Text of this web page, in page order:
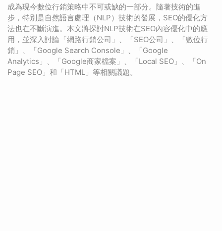
成為現今數位行銷策略中不可或缺的一部分。隨著技術的進
步，特別是自然語言處理（NLP）技術的發展，SEO的優化方
法也在不斷演進。本文將探討NLP技術在SEO內容優化中的應
用，並深入討論「網路行銷公司」、「SEO公司」、「數位行
銷」、「Google Search Console」、「Google
Analytics」、「Google商家檔案」、「Local SEO」、「On
Page SEO」和「HTML」等相關議題。